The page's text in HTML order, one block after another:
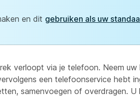
en dit gebruiken als uw
verloopt via je telefoon. Neem uw
een telefoonservice hebt
samenvoegen of overdragen. U